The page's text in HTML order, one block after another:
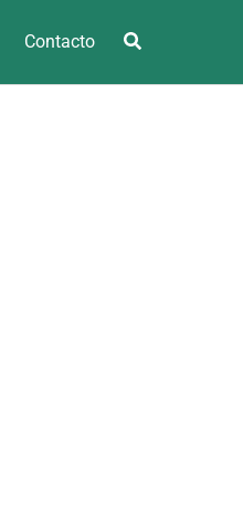
Contacto